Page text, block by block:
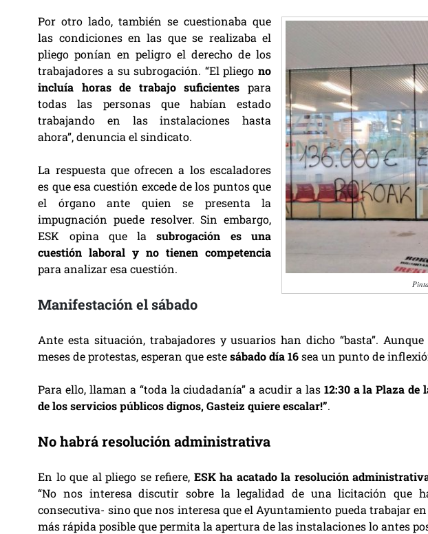
Por otro lado, también se cuestionaba que
las condiciones en las que se realizaba el
pliego ponían en peligro el derecho de los
trabajadores a su subrogación. “El pliego no
incluía horas de trabajo suficientes para
todas las personas que habían estado
trabajando en las instalaciones hasta
ahora”, denuncia el sindicato.
La respuesta que ofrecen a los escaladores
es que esa cuestión excede de los puntos que
el órgano ante quien se presenta la
impugnación puede resolver. Sin embargo,
ESK opina que lasubrogación es una
cuestión laboral y no tienen competencia
para analizar esa cuestión.
Manifestación el sábado
Ante esta situación, trabajadores y usuarios han dicho “basta”. Aunque
meses de protestas, esperan que estesábado día 16sea un punto de
Para ello, llaman a “toda la ciudadanía” a acudir a las 12:30 a la Plaza de
de los servicios públicos dignos, Gasteiz quiere escalar!”.
No habrá resolución administrativa
En lo que al pliego se refiere, ESK ha acatado la resolución
“No nos interesa discutir sobre la legalidad de una licitación que
consecutiva- sino que nos interesa que el Ayuntamiento pueda trabajar
más rápida posible que permita la apertura de las instalaciones lo antes